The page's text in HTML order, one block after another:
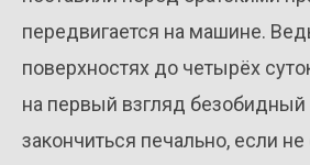
передвигается на машине.
поверхностях до четырёх
на первый взгляд
закончиться печально, если